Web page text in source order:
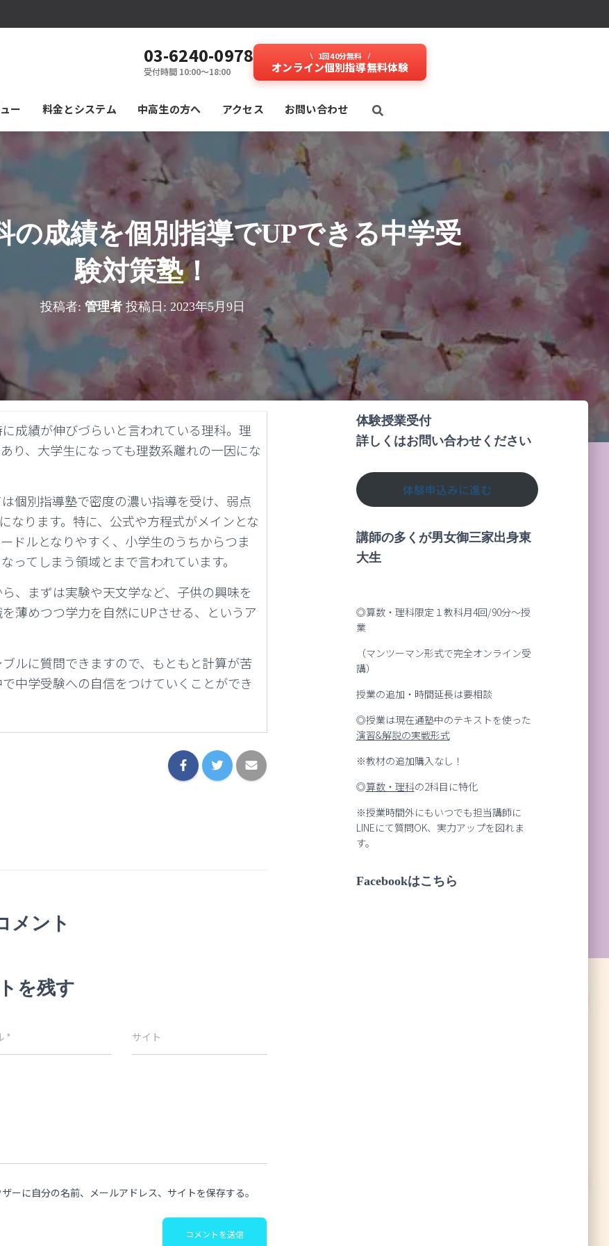
03-6240-0978
受付時間 10:00～18:00
1回40分無料
オンライン個別指導無料体験
ー 料⾦とシステム 中高生の方へ アクセス お問い合わせ
の成績を個別指導でUPできる中学受
験対策塾！
投稿者: 管理者投稿日: 2023年5月9日
成績が伸びづらいと言われている理科。理
り、大学生になっても理数系離れの一因にな
個別指導塾で密度の濃い指導を受け、弱点
なります。特に、公式や方程式がメインとな
ドルとなりやすく、小学生のうちからつま
ってしまう領域とまで言われています。
、まずは実験や天文学など、子供の興味を
薄めつつ学力を自然にUPさせる、というア
ルに質問できますので、もともと計算が苦
中学受験への自信をつけていくことができ
メント
を残す
* サイト
ーに自分の名前、メールアドレス、サイトを保存する。
体験授業受付
詳しくはお問い合わせください
体験申込みに進む
講師の多くが男女御三家出身東
大生
◎算数・理科限定１教科月4回/90分～授
業
（マンツーマン形式で完全オンライン受
講）
授業の追加・時間延長は要相談
◎授業は現在通塾中のテキストを使った
演習&解説の実戦形式
※教材の追加購入なし！
◎算数・理科の2科目に特化
※授業時間外にもいつでも担当講師に
LINEにて質問OK、実力アップを図れま
す。
Facebookはこちら